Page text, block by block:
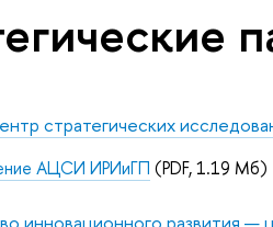
стратегических
АЦСИ ИРИиГП (PDF, 1.19 Мб)